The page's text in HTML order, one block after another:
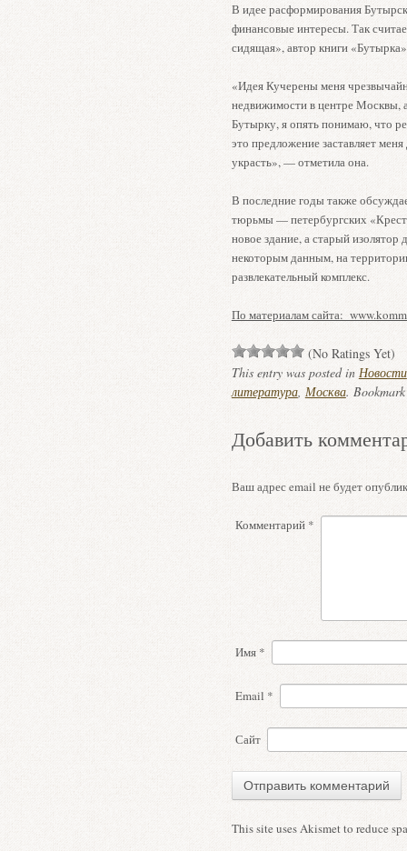
В идее расформирования
финансовые интересы. Так
сидящая», автор книги
«Идея Кучерены меня
недвижимости в центре Москвы,
Бутырку, я опять понимаю, что
это предложение заставляет
украсть», — отметила она.
В последние годы также
тюрьмы — петербургских
новое здание, а старый
некоторым данным, на
развлекательный комплекс.
По материалам сайта:
(No Ratings Yet)
This entry was posted in Новости
литература, Москва.
Добавить
Ваш адрес email не будет
Комментарий *
Имя *
Email *
Сайт
This site uses Akismet to reduce